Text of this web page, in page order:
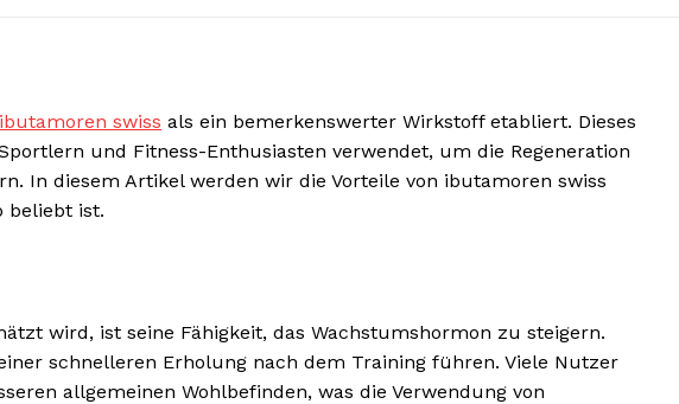
ibutamoren swiss als ein bemerkenswerter Wirkstoff etabliert. Dieses
und Fitness-Enthusiasten verwendet, um die Regeneration
In diesem Artikel werden wir die Vorteile von ibutamoren swiss
beliebt ist.
wird, ist seine Fähigkeit, das Wachstumshormon zu steigern.
schnelleren Erholung nach dem Training führen. Viele Nutzer
allgemeinen Wohlbefinden, was die Verwendung von